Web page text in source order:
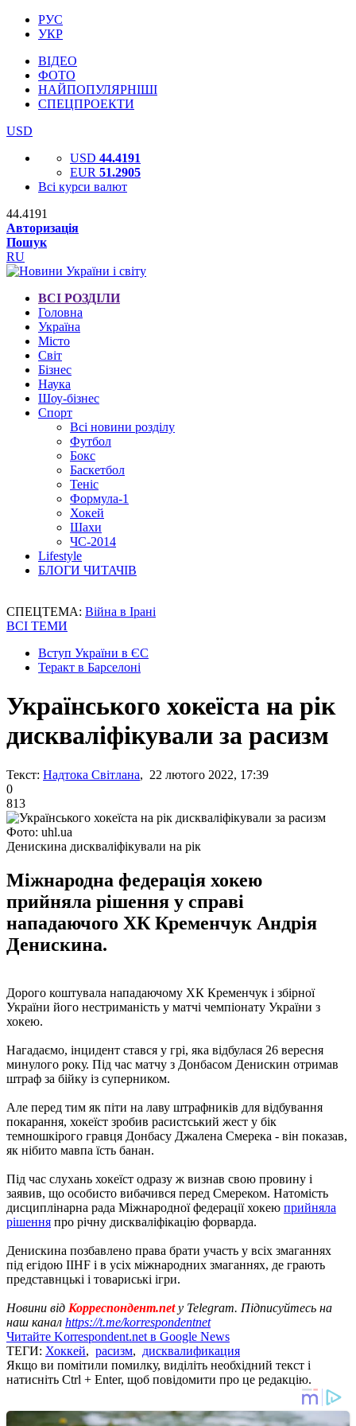
РУС
УКР
ВІДЕО
ФОТО
НАЙПОПУЛЯРНІШІ
СПЕЦПРОЕКТИ
USD
USD 44.4191
EUR 51.2905
Всі курси валют
44.4191
Авторизація
Пошук
RU
ВСІ РОЗДІЛИ
Головна
Україна
Місто
Світ
Бізнес
Наука
Шоу-бізнес
Спорт
Всі новини розділу
Футбол
Бокс
Баскетбол
Теніс
Формула-1
Хокей
Шахи
ЧС-2014
Lifestyle
БЛОГИ ЧИТАЧІВ
СПЕЦТЕМА: Війна в Ірані
ВСІ ТЕМИ
Вступ України в ЄС
Теракт в Барселоні
Українського хокеїста на рік
дискваліфікували за расизм
Текст: Надтока Світлана, 22 лютого 2022, 17:39
0
813
Фото: uhl.ua
Денискина дискваліфікували на рік
Міжнародна федерація хокею
прийняла рішення у справі
нападаючого ХК Кременчук Андрія
Денискина.
Дорого коштувала нападаючому ХК Кременчук і збірної
України його нестриманість у матчі чемпіонату України з
хокею.
Нагадаємо, інцидент стався у грі, яка відбулася 26 вересня
минулого року. Під час матчу з Донбасом Денискин отримав
штраф за бійку із суперником.
Але перед тим як піти на лаву штрафників для відбування
покарання, хокеїст зробив расистський жест у бік
темношкірого гравця Донбасу Джалена Смерека - він показав,
як нібито мавпа їсть банан.
Під час слухань хокеїст одразу ж визнав свою провину і
заявив, що особисто вибачився перед Смереком. Натомість
дисциплінарна рада Міжнародної федерації хокею прийняла
рішення про річну дискваліфікацію форварда.
Денискина позбавлено права брати участь у всіх змаганнях
під егідою IIHF і в усіх міжнародних змаганнях, де грають
представнцькі і товариські ігри.
Новини від Корреспондент.netу Telegram. Підписуйтесь на
наш канал https://t.me/korrespondentnet
Читайте Korrespondent.net в Google News
ТЕГИ: Хоккей, расизм, дисквалификация
Якщо ви помітили помилку, виділіть необхідний текст і
натисніть Ctrl + Enter, щоб повідомити про це редакцію.